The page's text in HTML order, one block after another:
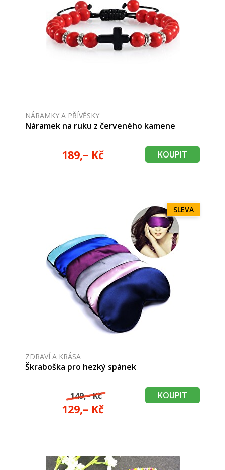
NÁRAMKY A PŘÍVĚSKY
Náramek na ruku z červeného kamene
189,– Kč KOUPIT
SLEVA
ZDRAVÍ A KRÁSA
Škraboška pro hezký spánek
149,– Kč
129,– Kč
KOUPIT